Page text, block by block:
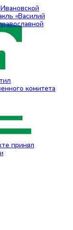
«Василий
комитета
принял